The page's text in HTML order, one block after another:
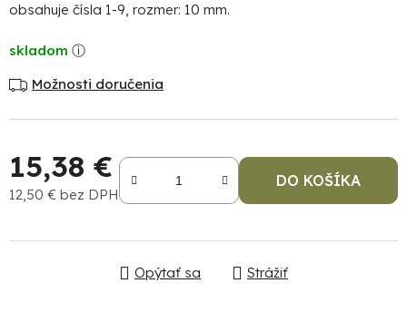
obsahuje čísla 1-9, rozmer: 10 mm.
skladom
Možnosti doručenia
15,38 €
12,50 € bez DPH
DO KOŠÍKA
Opýtať sa Strážiť